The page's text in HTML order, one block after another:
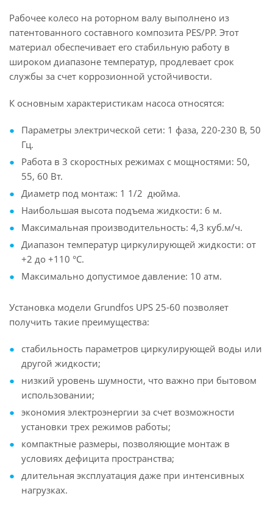
Рабочее колесо на роторном валу выполнено из
патентованного составного композита PES/PP. Этот
материал обеспечивает его стабильную работу в
широком диапазоне температур, продлевает срок
службы за счет коррозионной устойчивости.
К основным характеристикам насоса относятся:
Параметры электрической сети: 1 фаза, 220-230 В, 50
Гц.
Работа в 3 скоростных режимах с мощностями: 50,
55, 60 Вт.
Диаметр под монтаж: 1 1/2 дюйма.
Наибольшая высота подъема жидкости: 6 м.
Максимальная производительность: 4,3 куб.м/ч.
Диапазон температур циркулирующей жидкости: от
+2 до +110 °С.
Максимально допустимое давление: 10 атм.
Установка модели Grundfos UPS 25-60 позволяет
получить такие преимущества:
стабильность параметров циркулирующей воды или
другой жидкости;
низкий уровень шумности, что важно при бытовом
использовании;
экономия электроэнергии за счет возможности
установки трех режимов работы;
компактные размеры, позволяющие монтаж в
условиях дефицита пространства;
длительная эксплуатация даже при интенсивных
нагрузках.